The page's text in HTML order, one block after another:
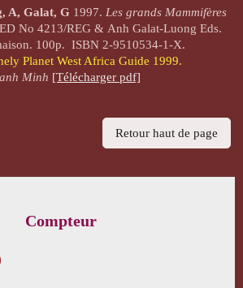
A, Galat, G 1997. Les grands Mammifères
No 4213/REG & Anh Galat-Luong Eds.
100p. ISBN 2-9510534-1-X.
Planet West Africa Guide 1999.
Minh [Télécharger pdf]
Retour haut de page
Compteur